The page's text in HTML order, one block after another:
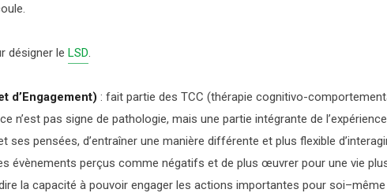
désigner le LSD
d’Engagement) : fait partie des TCC (thérapie cognitivo-
n’est pas signe de pathologie, mais une partie intégrante de
pensées, d’entraîner une manière différente et plus flexible
évènements perçus comme négatifs et de plus œuvrer pour une vie
la capacité à pouvoir engager les actions importantes pour